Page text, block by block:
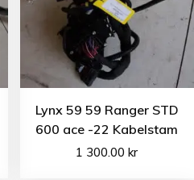
Lynx 59 59 Ranger STD
600 ace -22 Kabelstam
1 300.00kr